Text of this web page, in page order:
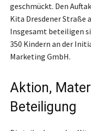
geschmückt. Den
Kita Dresdener Straße
Insgesamt beteiligen
350 Kindern an der
Marketing GmbH.
Aktion,
Beteiligung